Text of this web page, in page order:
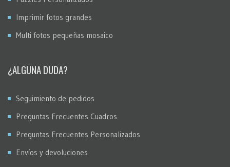
Imprimir fotos grandes
Multi fotos pequeñas mosaico
¿ALGUNA DUDA?
Seguimiento de pedidos
Preguntas Frecuentes Cuadros
Preguntas Frecuentes Personalizados
Envíos y devoluciones